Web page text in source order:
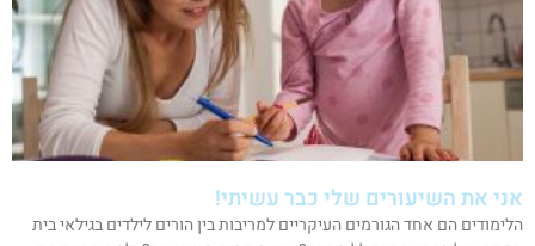
אני את השיעורים שלי כבר עשיתי!
הלימודים הם אחד הגורמים העיקריים למריבות בין הורים לילדים בגילאי בית